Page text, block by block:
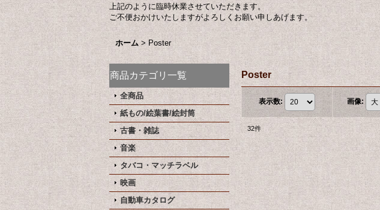
上記のように臨時休業させていただきます。
ご不便おかけいたしますがよろしくお願い申しあげます。
ホーム > Poster
商品カテゴリ一覧
全商品
紙もの/絵葉書/絵封筒
古書・雑誌
音楽
タバコ・マッチラベル
映画
自動車カタログ
Poster
表示数: 画像:
32件